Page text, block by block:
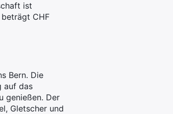
ist
CHF
Bern. Die
auf das
genießen. Der
Gletscher und